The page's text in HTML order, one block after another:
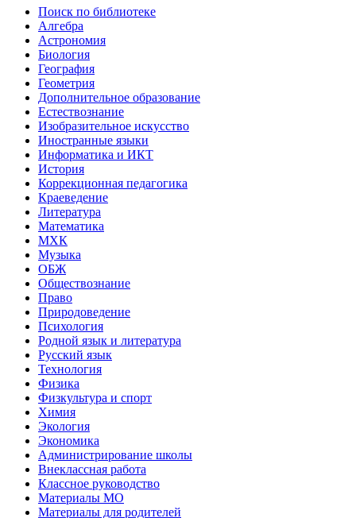
Поиск по библиотеке
Алгебра
Астрономия
Биология
География
Геометрия
Дополнительное образование
Естествознание
Изобразительное искусство
Иностранные языки
Информатика и ИКТ
История
Коррекционная педагогика
Краеведение
Литература
Математика
МХК
Музыка
ОБЖ
Обществознание
Право
Природоведение
Психология
Родной язык и литература
Русский язык
Технология
Физика
Физкультура и спорт
Химия
Экология
Экономика
Администрирование школы
Внеклассная работа
Классное руководство
Материалы МО
Материалы для родителей